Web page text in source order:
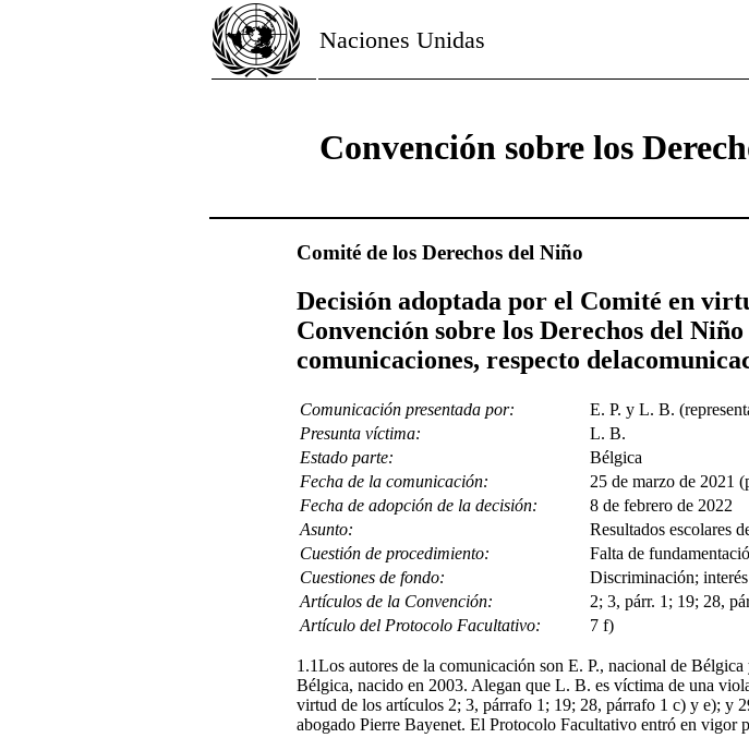
Naciones Unidas
Convención sobre los
Comité de los Derechos del Niño
Decisión adoptada por el Comité en
Convención sobre los Derechos del
comunicaciones, respecto
Comunicación presentada por:
E. P. y L. B.
Presunta víctima:
L. B.
Estado parte:
Bélgica
Fecha de la comunicación:
25 de marzo de 2021
Fecha de adopción de la decisión:
8 de febrero de 2022
Asunto:
Resultados escolares
Cuestión de procedimiento:
Falta de
Cuestiones de fondo:
Discriminación;
Artículos de la Convención:
2; 3, párr. 1; 19; 28,
Artículo del Protocolo Facultativo:
7 f)
1.1Los autores de la comunicación son E. P., nacional de
Bélgica, nacido en 2003. Alegan que L. B. es víctima de una
virtud de los artículos 2; 3, párrafo 1; 19; 28, párrafo 1 c) y e); y
abogado Pierre Bayenet. El Protocolo Facultativo entró en vigor